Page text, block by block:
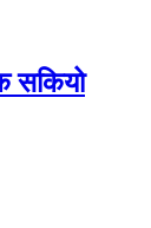
सकियो